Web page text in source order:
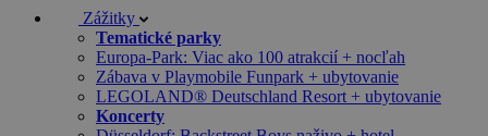
Zážitky
Tematické parky
Europa-Park: Viac ako 100 atrakcií + nocľah
Zábava v Playmobile Funpark + ubytovanie
LEGOLAND® Deutschland Resort + ubytovanie
Koncerty